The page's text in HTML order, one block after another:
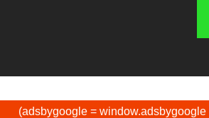
à Rome (Italie) 2016
(adsbygoogle = window.adsbygoogle ||